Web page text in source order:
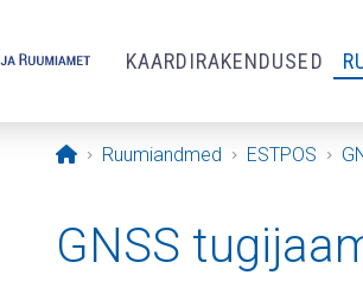
KAARDIRAKENDUSED
Avaleht
Ruumiandmed ESTPOS
GNSS